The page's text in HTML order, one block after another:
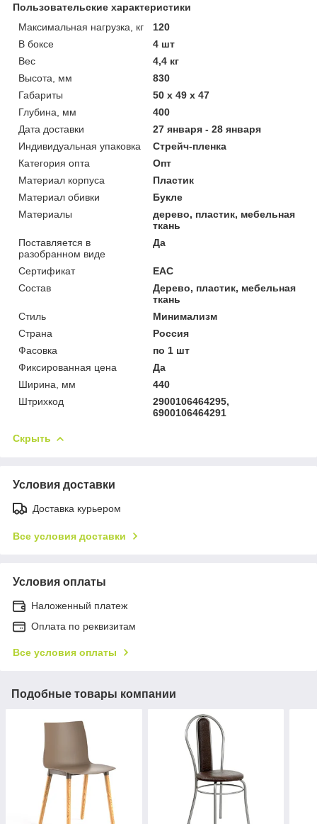
Пользовательские характеристики
Maксимальная нагрузка, кг
120
В боксе
4 шт
Вес
4,4 кг
Высота, мм
830
Габариты
50 x 49 x 47
Глубина, мм
400
Дата доставки
27 января - 28 января
Индивидуальная упаковка
Стрейч-пленка
Категория опта
Опт
Материал корпуса
Пластик
Материал обивки
Букле
Материалы
дерево, пластик, мебельная
ткань
Поставляется в
разобранном виде
Да
Сертификат
ЕАС
Состав
Дерево, пластик, мебельная
ткань
Стиль
Минимализм
Страна
Россия
Фасовка
по 1 шт
Фиксированная цена
Да
Ширина, мм
440
Штрихкод
2900106464295,
6900106464291
Скрыть
Условия доставки
Доставка курьером
Все условия доставки
Условия оплаты
Наложенный платеж
Оплата по реквизитам
Все условия оплаты
Подобные товары компании